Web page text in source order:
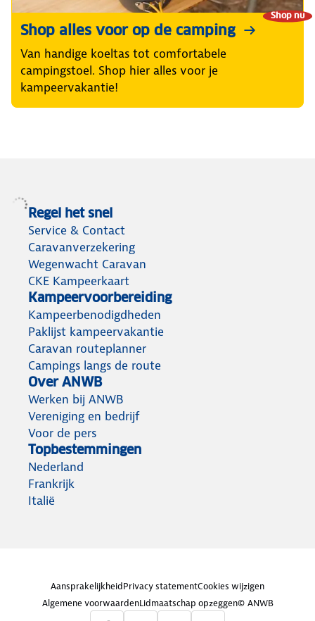
Shop nu
Shop alles voor op de camping
Van handige koeltas tot comfortabele
campingstoel. Shop hier alles voor je
kampeervakantie!
Regel het snel
Service & Contact
Caravanverzekering
Wegenwacht Caravan
CKE Kampeerkaart
Kampeervoorbereiding
Kampeerbenodigdheden
Paklijst kampeervakantie
Caravan routeplanner
Campings langs de route
Over ANWB
Werken bij ANWB
Vereniging en bedrijf
Voor de pers
Topbestemmingen
Nederland
Frankrijk
Italië
AansprakelijkheidPrivacy statementCookies wijzigen
Algemene voorwaardenLidmaatschap opzeggen© ANWB